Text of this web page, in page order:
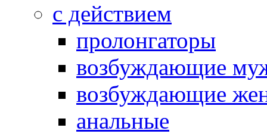
с действием
пролонгаторы
возбуждающие
возбуждающие
анальные